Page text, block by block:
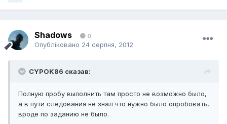
Shadows 0
Опубліковано 24 серпня, 2012
CYPOK86 сказав:
Полную пробу выполнить там просто не возможно было,
а в пути следования не знал что нужно было опробовать,
вроде по заданию не было.